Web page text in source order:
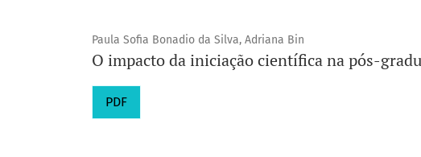
Paula Sofia Bonadio da Silva, Adriana Bin
O impacto da iniciação científica na pós-
PDF